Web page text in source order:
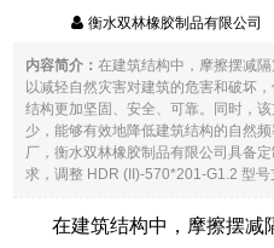
衡水双林橡胶制品有限公司
内容简介：在建筑结构中，摩擦摆减
以减轻自然灾害对建筑的危害和破坏
结构更加坚固、安全、可靠。同时，
少，能够有效地降低建筑结构的自然
厂，衡水双林橡胶制品有限公司具备
求，调整 HDR (II)-570*201-G1.2 型号
在建筑结构中，摩擦摆减